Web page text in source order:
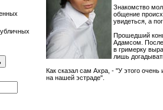
Знакомство
общение
увидеться, а
Прошедший
Адамсом. После
в гримерку
лишь
Как сказал сам Ахра, - "У этого
на нашей эстраде".